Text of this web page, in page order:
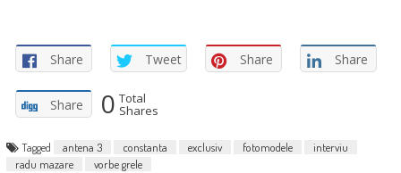
Share Tweet Share Share
Share 0 Total
Shares
Tagged antena 3 constanta exclusiv fotomodele
interviu
radu mazare
vorbe grele